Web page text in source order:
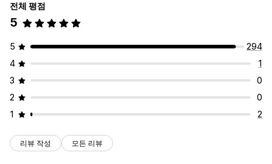
전체 평점
5
5
294
4
1
3
0
2
0
1
2
리뷰 작성 모든 리뷰